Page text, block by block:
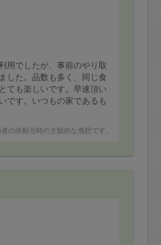
用でしたが、事前のやり取
した。品数も多く、同じ食
ても楽しいです。早速頂い
です。いつもの家であるも
きるとは！まんねりご飯の
願い致します。
の依頼当時の主観的な感想です。